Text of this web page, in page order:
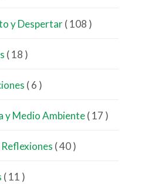
y Despertar( 108 )
( 18 )
( 6 )
y Medio Ambiente( 17 )
( 40 )
( 11 )